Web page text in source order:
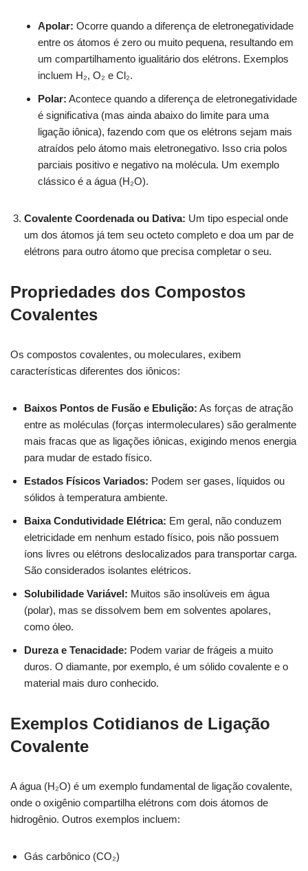
Apolar: Ocorre quando a diferença de eletronegatividade
entre os átomos é zero ou muito pequena, resultando em
um compartilhamento igualitário dos elétrons. Exemplos
incluem H₂, O₂ e Cl₂.
Polar: Acontece quando a diferença de eletronegatividade
é significativa (mas ainda abaixo do limite para uma
ligação iônica), fazendo com que os elétrons sejam mais
atraídos pelo átomo mais eletronegativo. Isso cria polos
parciais positivo e negativo na molécula. Um exemplo
clássico é a água (H₂O).
Covalente Coordenada ou Dativa: Um tipo especial onde
um dos átomos já tem seu octeto completo e doa um par de
elétrons para outro átomo que precisa completar o seu.
Propriedades dos Compostos
Covalentes
Os compostos covalentes, ou moleculares, exibem
características diferentes dos iônicos:
Baixos Pontos de Fusão e Ebulição: As forças de atração
entre as moléculas (forças intermoleculares) são geralmente
mais fracas que as ligações iônicas, exigindo menos energia
para mudar de estado físico.
Estados Físicos Variados: Podem ser gases, líquidos ou
sólidos à temperatura ambiente.
Baixa Condutividade Elétrica: Em geral, não conduzem
eletricidade em nenhum estado físico, pois não possuem
íons livres ou elétrons deslocalizados para transportar carga.
São considerados isolantes elétricos.
Solubilidade Variável: Muitos são insolúveis em água
(polar), mas se dissolvem bem em solventes apolares,
como óleo.
Dureza e Tenacidade: Podem variar de frágeis a muito
duros. O diamante, por exemplo, é um sólido covalente e o
material mais duro conhecido.
Exemplos Cotidianos de Ligação
Covalente
A água (H₂O) é um exemplo fundamental de ligação covalente,
onde o oxigênio compartilha elétrons com dois átomos de
hidrogênio. Outros exemplos incluem:
Gás carbônico (CO₂)